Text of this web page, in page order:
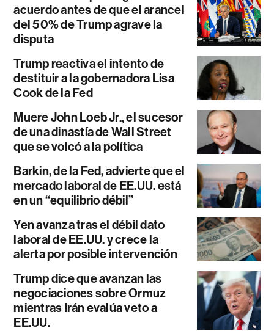
acuerdo antes de que el arancel
del 50% de Trump agrave la
disputa
Trump reactiva el intento de
destituir a la gobernadora Lisa
Cook de la Fed
Muere John Loeb Jr., el sucesor
de una dinastía de Wall Street
que se volcó a la política
Barkin, de la Fed, advierte que el
mercado laboral de EE.UU. está
en un “equilibrio débil”
Yen avanza tras el débil dato
laboral de EE.UU. y crece la
alerta por posible intervención
Trump dice que avanzan las
negociaciones sobre Ormuz
mientras Irán evalúa veto a
EE.UU.